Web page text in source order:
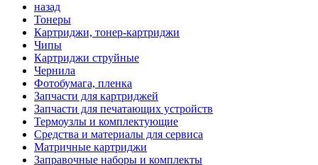
назад
Тонеры
Картриджи, тонер-картриджи
Чипы
Картриджи струйные
Чернила
Фотобумага, пленка
Запчасти для картриджей
Запчасти для печатающих устройств
Термоузлы и комплектующие
Средства и материалы для сервиса
Матричные картриджи
Заправочные наборы и комплекты